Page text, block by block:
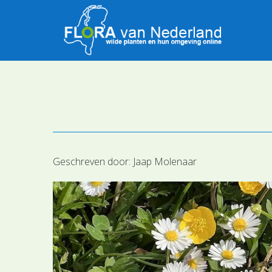
Geschreven door: Jaap Molenaar